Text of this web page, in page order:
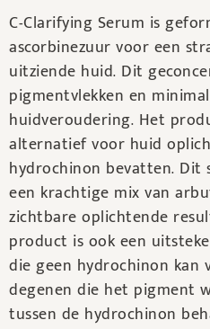
C-Clarifying Serum is
ascorbinezuur voor een
uitziende huid. Dit
pigmentvlekken en
huidveroudering. Het
alternatief voor huid
hydrochinon bevatten. Dit
een krachtige mix van
zichtbare oplichtende
product is ook een
die geen hydrochinon kan
degenen die het pigment
tussen de hydrochinon